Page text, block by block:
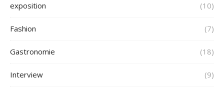
exposition (10)
Fashion (7)
Gastronomie (18)
Interview (9)